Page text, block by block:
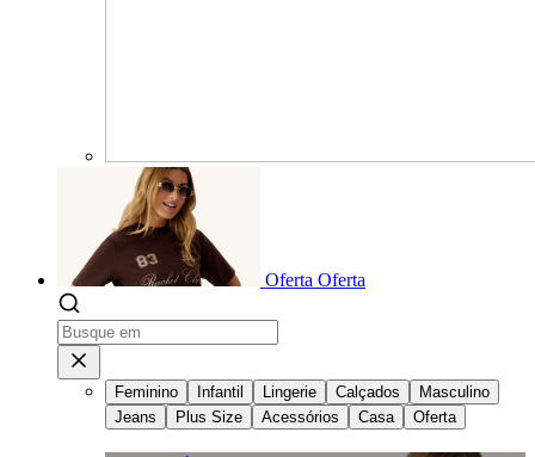
Oferta Oferta
Feminino Infantil Lingerie Calçados
Masculino
Jeans
Plus Size Acessórios Casa Oferta